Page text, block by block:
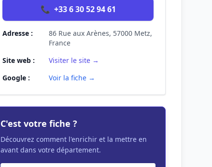
📞 +33 6 30 52 94 61
Adresse :
86 Rue aux Arènes, 57000 Metz,
France
Site web :
Visiter le site →
Google :
Voir la fiche →
C'est votre fiche ?
Découvrez comment l'enrichir et la mettre en
avant dans votre département.